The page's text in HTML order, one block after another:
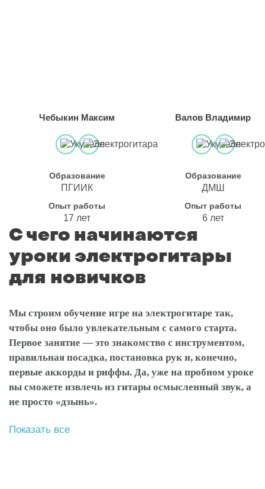
Чебыкин Максим
Образование
ПГИИК
Опыт работы
17 лет
Валов Владимир
Образование
ДМШ
Опыт работы
6 лет
С чего начинаются
уроки электрогитары
для новичков
Мы строим обучение игре на электрогитаре так,
чтобы оно было увлекательным с самого старта.
Первое занятие — это знакомство с инструментом,
правильная посадка, постановка рук и, конечно,
первые аккорды и риффы. Да, уже на пробном уроке
вы сможете извлечь из гитары осмысленный звук, а
не просто «дзынь».
Показать все